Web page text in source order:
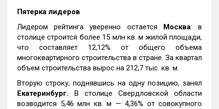
Пятерка лидеров
Лидером рейтинга уверенно остается Москва: в
столице строится более 15 млн кв. м жилой площади,
что составляет 12,12% от общего объема
многоквартирного строительства в стране. За квартал
объем строительства вырос на 212,7 тыс. кв. м.
Вторую строку, поднявшись на одну позицию, занял
Екатеринбург. В столице Свердловской области
возводится 5,46 млн кв. м — 4,36% от совокупного